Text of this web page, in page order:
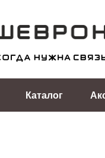
Каталог